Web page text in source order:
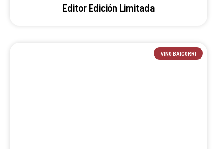
Editor Edición Limitada
VINO BAIGORRI